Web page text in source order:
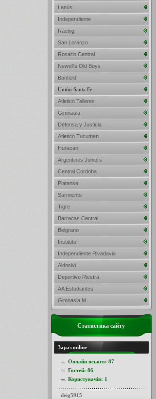
Lanús
Independiente
Racing
San Lorenzo
Rosario Central
Newell's Old Boys
Banfield
Unión Santa Fe
Atletico Talleres
Gimnasia
Defensa y Justicia
Atletico Tucuman
Huracan
Argentinos Juniors
Central Cordoba
Platense
Sarmiento
Tigre
Barracas Central
Belgrano
Instituto
Independiente Rivadavia
Aldosivi
Deportivo Riestra
AA Estudiantes
Gimnasia M
Статистика сайту
Зараз online
Онлайн всього: 87
Гостей: 86
Користувачів: 1
deig5915